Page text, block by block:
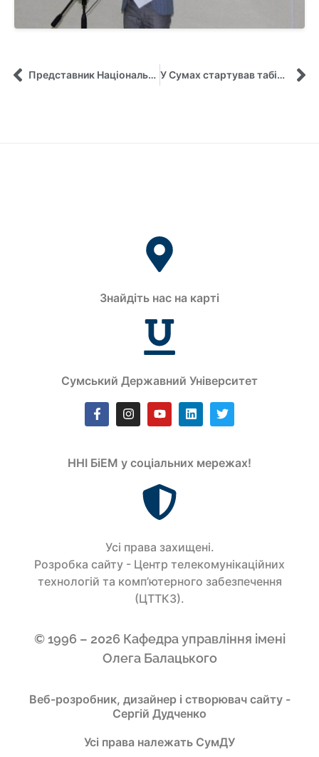
Представник Національної Агенції держслужби провів лекцію щодо проблематики євроінтеграції для магістрантів кафедри управління У Сумах стартував табір Активних громадян
Знайдіть нас на карті
Сумський Державний Університет
ННІ БіЕМ у соціальних мережах!
Усi права захищенi.
Розробка сайту - Центр телекомунікаційних
технологій та комп’ютерного забезпечення
(ЦТТКЗ).
© 1996 – 2026 Кафедра управління імені
Олега Балацького
Веб-розробник, дизайнер і створювач сайту -
Сергій Дудченко
Усі права належать СумДУ